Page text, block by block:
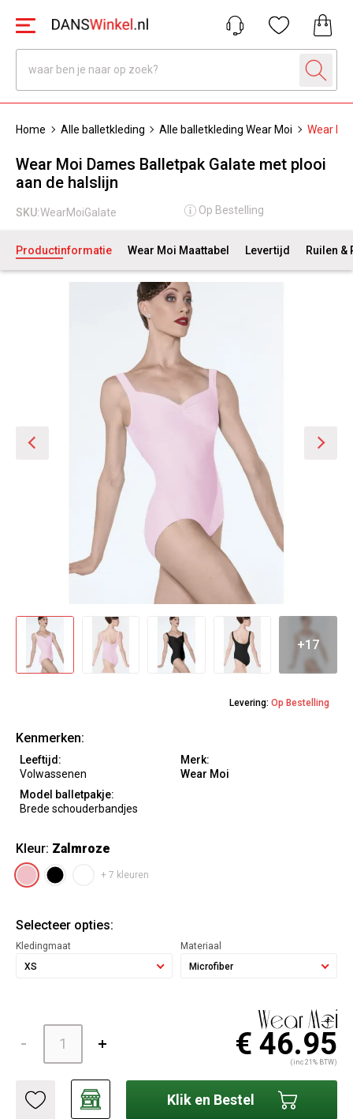
Home Alle balletkleding Alle balletkleding Wear Moi Wear
Wear Moi Dames Balletpak Galate met plooi
aan de halslijn
SKU:WearMoiGalate Op Bestelling
Productinformatie Wear Moi Maattabel Levertijd Ruilen &
+17
Levering: Op Bestelling
Kenmerken:
Leeftijd:
Volwassenen
Merk:
Wear Moi
Model balletpakje:
Brede schouderbandjes
Kleur: Zalmroze
+ 7 kleuren
Selecteer opties:
Kledingmaat
XS
Materiaal
Microfiber
€ 46.95
(inc 21% BTW)
Klik en Bestel